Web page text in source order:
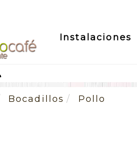
Instalaciones
Identifícate
Bocadillos Pollo